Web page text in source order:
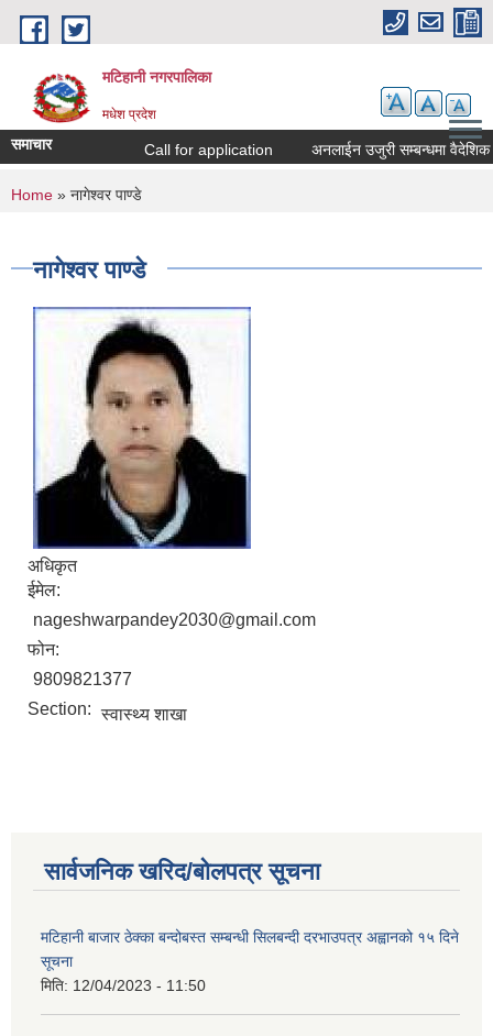
Skip to main content
मटिहानी नगरपालिका
मधेश प्रदेश
समाचार Call for application अनलाईन उजुरी सम्बन्धमा वैदेशिक
You are here
Home » नागेश्वर पाण्डे
नागेश्वर पाण्डे
अधिकृत
ईमेल:
nageshwarpandey2030@gmail.com
फोन:
9809821377
Section: स्वास्थ्य शाखा
सार्वजनिक खरिद/बोलपत्र सूचना
मटिहानी बाजार ठेक्का बन्दोबस्त सम्बन्धी सिलबन्दी दरभाउपत्र अह्वानको १५ दिने
सूचना
मिति: 12/04/2023 - 11:50